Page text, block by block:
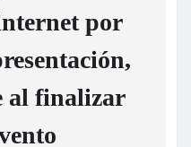
por
al finalizar